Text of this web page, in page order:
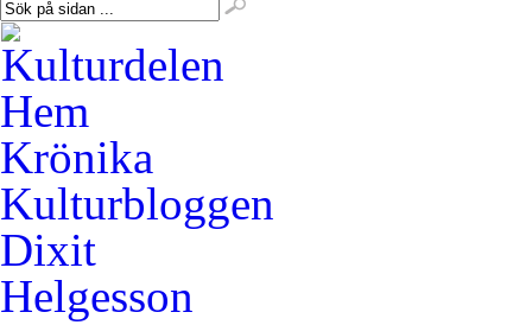
Hem
Krönika
Kulturbloggen
Dixit
Helgesson